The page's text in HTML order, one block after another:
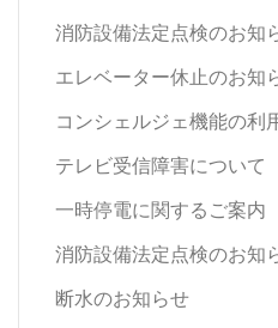
消防設備法定点検のお知
エレベーター休止のお知
コンシェルジェ機能の利
テレビ受信障害について
一時停電に関するご案内
消防設備法定点検のお知
断水のお知らせ